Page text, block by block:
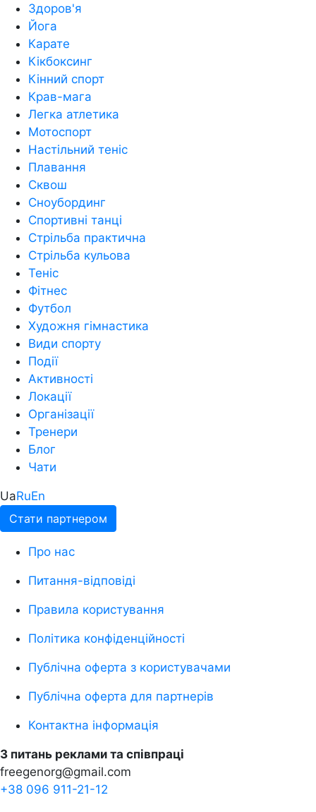
Здоров'я
Йога
Карате
Кікбоксинг
Кінний спорт
Крав-мага
Легка атлетика
Мотоспорт
Настільний теніс
Плавання
Сквош
Сноубординг
Спортивні танці
Стрільба практична
Стрільба кульова
Теніс
Фітнес
Футбол
Художня гімнастика
Види спорту
Події
Активності
Локації
Організації
Тренери
Блог
Чати
UaRuEn
Стати партнером
Про нас
Питання-відповіді
Правила користування
Політика конфіденційності
Публічна оферта з користувачами
Публічна оферта для партнерів
Контактна інформація
З питань реклами та співпраці
freegenorg@gmail.com
+38 096 911-21-12